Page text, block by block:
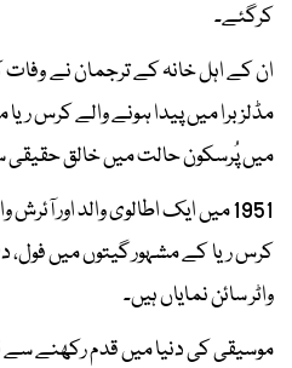
کرگئے۔
ان کے اہل خانہ کے ترجمان نے وفات
مڈلزبرا میں پیدا ہونے والے کرس
میں پُرسکون حالت میں خالق
1951 میں ایک اطالوی والد اور
کرس ریا کے مشہور گیتوں میں فول،
واٹر سائن نمایاں ہیں۔
موسیقی کی دنیا میں قدم رکھنے سے